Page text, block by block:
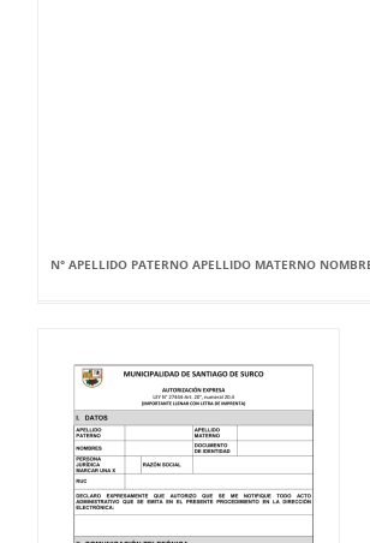
N° APELLIDO PATERNO APELLIDO MATERNO